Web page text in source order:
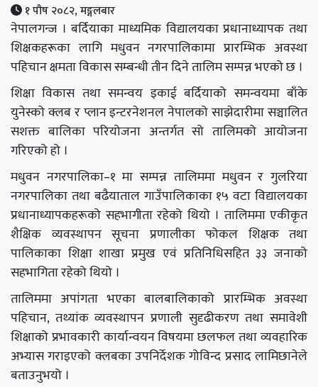
१ पौष २०८२, मङ्गलबार
नेपालगन्ज । बर्दियाका माध्यमिक विद्यालयका प्रधानाध्यापक तथा
शिक्षकहरूका लागि मधुवन नगरपालिकामा प्रारम्भिक अवस्था
पहिचान क्षमता विकास सम्बन्धी तीन दिने तालिम सम्पन्न भएको छ ।
शिक्षा विकास तथा समन्वय इकाई बर्दियाको समन्वयमा बाँके
युनेस्को क्लब र प्लान इन्टरनेशनल नेपालको साझेदारीमा सञ्चालित
सशक्त बालिका परियोजना अन्तर्गत सो तालिमको आयोजना
गरिएको हो ।
‎मधुवन नगरपालिका–१ मा सम्पन्न तालिममा मधुवन र गुलरिया
नगरपालिका तथा बढैयाताल गाउँपालिकाका १५ वटा विद्यालयका
प्रधानाध्यापकहरूको सहभागीता रहेको थियो । तालिममा एकीकृत
शैक्षिक व्यवस्थापन सूचना प्रणालीका फोकल शिक्षक तथा
पालिकाका शिक्षा शाखा प्रमुख एवं प्रतिनिधिसहित ३३ जनाको
सहभागिता रहेको थियो ।
‎तालिममा अपांगता भएका बालबालिकाको प्रारम्भिक अवस्था
पहिचान, तथ्यांक व्यवस्थापन प्रणाली सुदृढीकरण तथा समावेशी
शिक्षाको प्रभावकारी कार्यान्वयन विषयमा छलफल तथा व्यवहारिक
अभ्यास गराइएको क्लबका उपनिर्देशक गोविन्द प्रसाद लामिछानेले
बताउनुभयो ।